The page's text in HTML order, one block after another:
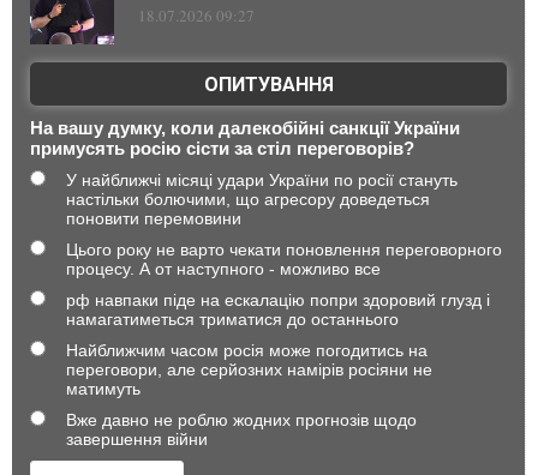
18.07.2026 09:27
ОПИТУВАННЯ
На вашу думку, коли далекобійні санкції України
примусять росію сісти за стіл переговорів?
У найближчі місяці удари України по росії стануть
настільки болючими, що агресору доведеться
поновити перемовини
Цього року не варто чекати поновлення переговорного
процесу. А от наступного - можливо все
рф навпаки піде на ескалацію попри здоровий глузд і
намагатиметься триматися до останнього
Найближчим часом росія може погодитись на
переговори, але серйозних намірів росіяни не
матимуть
Вже давно не роблю жодних прогнозів щодо
завершення війни